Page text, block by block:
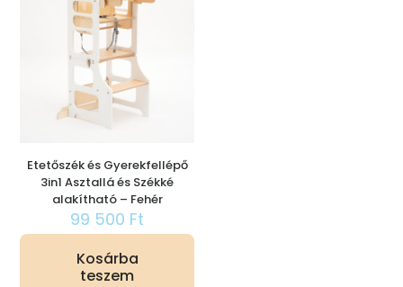
Etetőszék és Gyerekfellépő
3in1 Asztallá és Székké
alakítható – Fehér
99 500 Ft
Kosárba
teszem